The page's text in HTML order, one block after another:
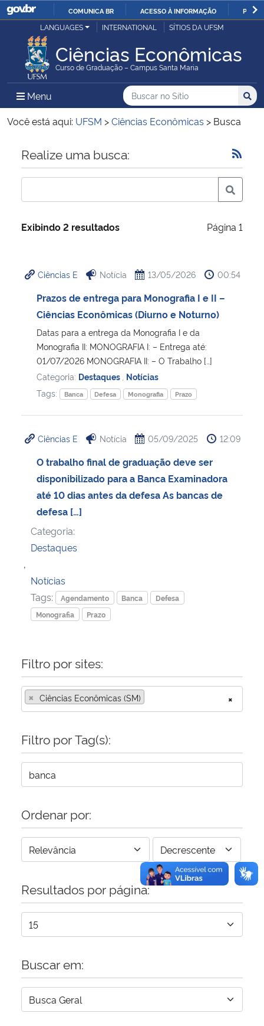
IR
O
COMUNICA BR ACESSO À INFORMAÇÃO
Ministério da Justiça e Segurança Pública
Ministério da Defesa
Ministério das Relações Exteriores
Ministério da Economia
Ministério da Infraestrutura
Ministério da Cidadania
Ministério de Minas e Energia
Ministério da Ciência, Tecnologia, Inovações e Comunicações
Ministério do Meio Ambiente
Ministério do Desenvolvimento Regional
Controladoria-Geral da União
Secretaria de Governo
Gabinete de Segurança Institucional
Planalto
LANGUAGES INTERNATIONAL SÍTIOS DA UFSM
Ciências Econômicas
Curso de Graduação – Campus Santa Maria
Menu Menu Principal do Sítio
Busca
Buscar no no Sítio
Busca:
Você está aqui: UFSM >Ciências Econômicas > Busca
Início do conteúdo
Realize uma busca:
Exibindo 2 resultados Página 1
Ciências E Notícia 13/05/2026 00:54
Prazos de entrega para Monografia I e II –
Ciências Econômicas (Diurno e Noturno)
Datas para a entrega da Monografia I e da
Monografia II: MONOGRAFIA I: – Entrega até:
01/07/2026 MONOGRAFIA II: – O Trabalho […]
Categoria: Destaques Notícias
Tags:
Banca Defesa Monografia Prazo
Ciências E Notícia 05/09/2025 12:09
O trabalho final de graduação deve ser
disponibilizado para a Banca Examinadora
até 10 dias antes da defesa As bancas de
defesa […]
Categoria:
Destaques
,
Notícias
Tags:
Agendamento Banca
Defesa
Monografia
Prazo
Filtro por sites:
×
× Ciências Econômicas (SM)
Filtro por Tag(s):
Ordenar por:
Resultados por página:
Buscar em: